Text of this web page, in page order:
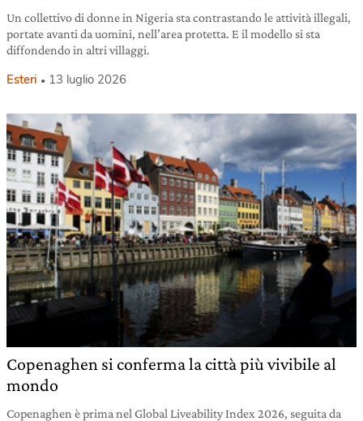
Un collettivo di donne in Nigeria sta contrastando le attività illegali,
portate avanti da uomini, nell’area protetta. E il modello si sta
diffondendo in altri villaggi.
Esteri 13 luglio 2026
Copenaghen si conferma la città più vivibile al
mondo
Copenaghen è prima nel Global Liveability Index 2026, seguita da